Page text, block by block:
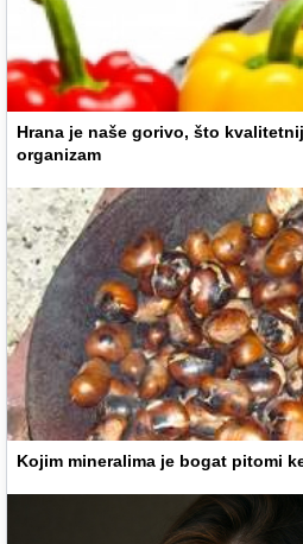
Hrana je naše gorivo, što
organizam
Kojim mineralima je bogat pitomi